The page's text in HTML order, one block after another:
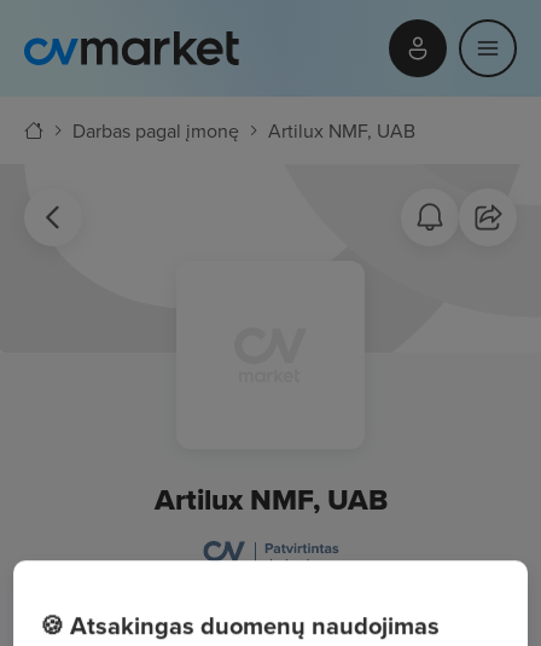
Darbas pagal įmonę Artilux NMF, UAB
Artilux NMF, UAB
🍪 Atsakingas duomenų naudojimas